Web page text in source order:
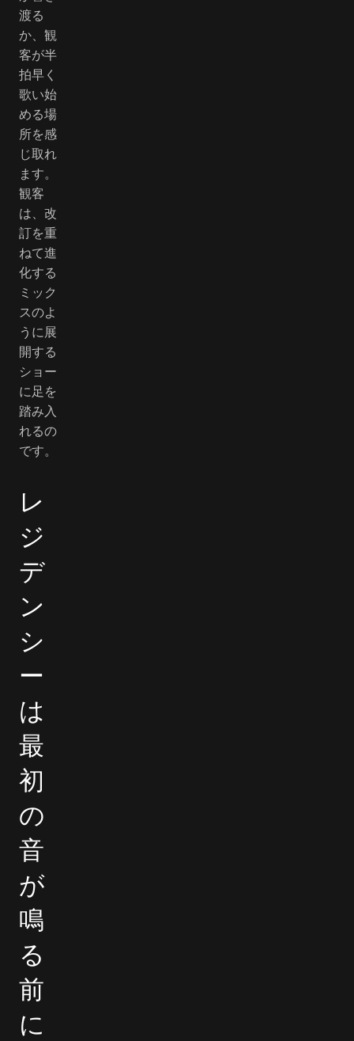
渡る
か、観
客が半
拍早く
歌い始
める場
所を感
じ取れ
ます。
観客
は、改
訂を重
ねて進
化する
ミック
スのよ
うに展
開する
ショー
に足を
踏み入
れるの
です。
レ
ジ
デ
ン
シ
ー
は
最
初
の
音
が
鳴
る
前
に